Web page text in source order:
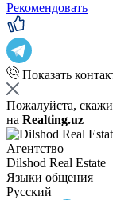
Рекомендовать
Показать
Пожалуйста,
на Realting.uz
Агентство
Dilshod Real Estate
Языки общения
Русский